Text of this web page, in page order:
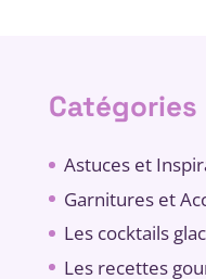
Catégories
Astuces et
Garnitures et
Les cocktails
Les recettes